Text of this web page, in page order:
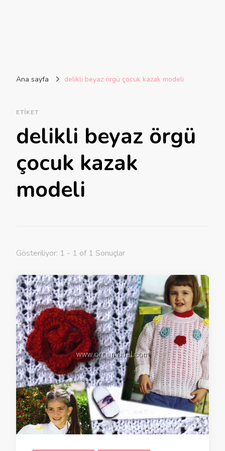
Ana sayfa delikli beyaz örgü çocuk kazak modeli
ETIKET
delikli beyaz örgü
çocuk kazak
modeli
Gösteriliyor: 1 - 1 of 1 Sonuçlar